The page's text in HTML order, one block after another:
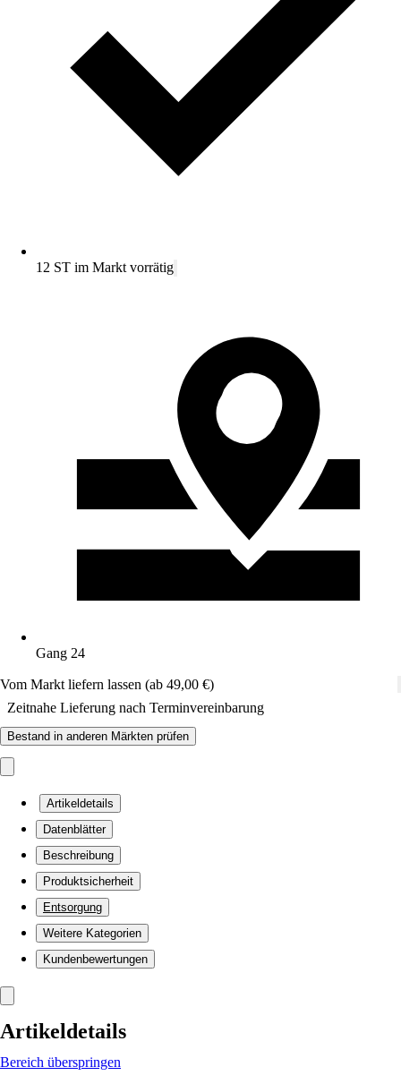
12 ST im Markt vorrätig
Gang 24
Vom Markt liefern lassen (ab 49,00 €)
Zeitnahe Lieferung nach Terminvereinbarung
Bestand in anderen Märkten prüfen
Artikeldetails
Datenblätter
Beschreibung
Produktsicherheit
Entsorgung
Weitere Kategorien
Kundenbewertungen
Artikeldetails
Bereich überspringen